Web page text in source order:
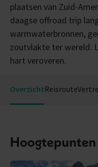
plaatsen van Zuid-
daagse offroad trip
warmwaterbronnen,
zoutvlakte ter wereld.
hart veroveren.
OverzichtReisroute
Hoogtepunten